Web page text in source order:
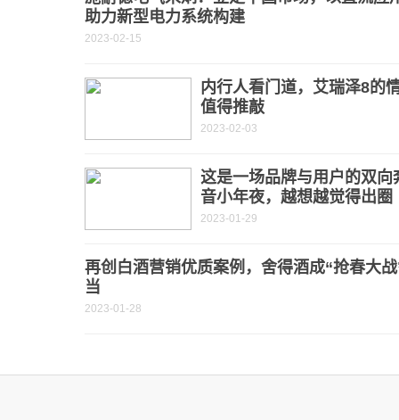
助力新型电力系统构建
2023-02-15
内行人看门道，艾瑞泽8的
值得推敲
2023-02-03
这是一场品牌与用户的双
音小年夜，越想越觉得出圈
2023-01-29
再创白酒营销优质案例，舍得酒成“抢春大
当
2023-01-28